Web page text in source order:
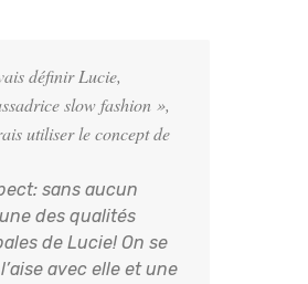
définir Lucie,
slow fashion »,
utiliser le concept de
sans aucun
des qualités
de Lucie! On se
avec elle et une